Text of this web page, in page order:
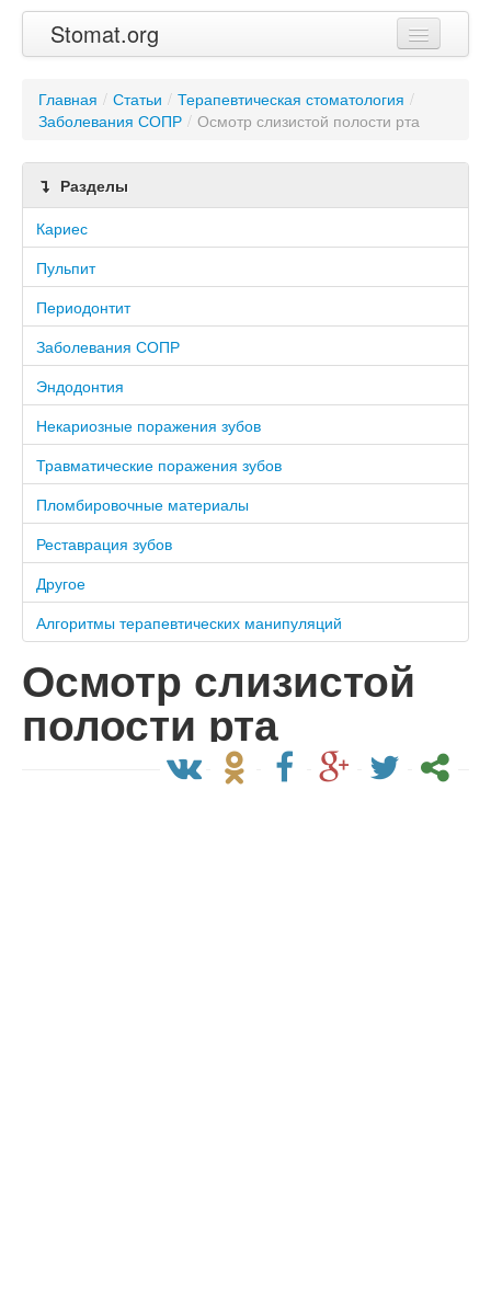
Stomat.org
Статьи
Контакты
Главная / Статьи / Терапевтическая стоматология /
Заболевания СОПР / Осмотр слизистой полости рта
Разделы
Кариес
Пульпит
Периодонтит
Заболевания СОПР
Эндодонтия
Некариозные поражения зубов
Травматические поражения зубов
Пломбировочные материалы
Реставрация зубов
Другое
Алгоритмы терапевтических манипуляций
Осмотр слизистой
полости рта